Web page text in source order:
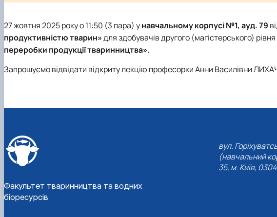
27 жовтня 2025 року о 11:50 (3 пара) унавчальному корпусі №1, ауд. 79
продуктивністю тварин»для здобувачів другого (магістерського) рівня
переробки продукції тваринництва».
Запрошуємо відвідати відкриту лекцію професорки Анни Василівни
Факультет тваринництва та водних
біоресурсів
вул.
(навчальний
35, м. Київ,